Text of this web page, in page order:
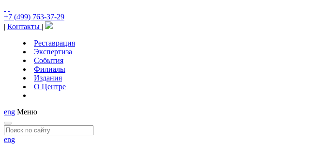
+7 (499) 763-37-29
| Контакты |
Реставрация
Экспертиза
События
Филиалы
Издания
О Центре
eng Меню
eng